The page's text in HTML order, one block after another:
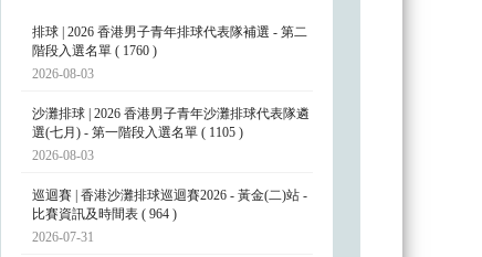
排球 | 2026 香港男子青年排球代表隊補選 - 第二
階段入選名單 ( 1760 )
2026-08-03
沙灘排球 | 2026 香港男子青年沙灘排球代表隊遴
選(七月) - 第一階段入選名單 ( 1105 )
2026-08-03
巡迴賽 | 香港沙灘排球巡迴賽2026 - 黃金(二)站 -
比賽資訊及時間表 ( 964 )
2026-07-31